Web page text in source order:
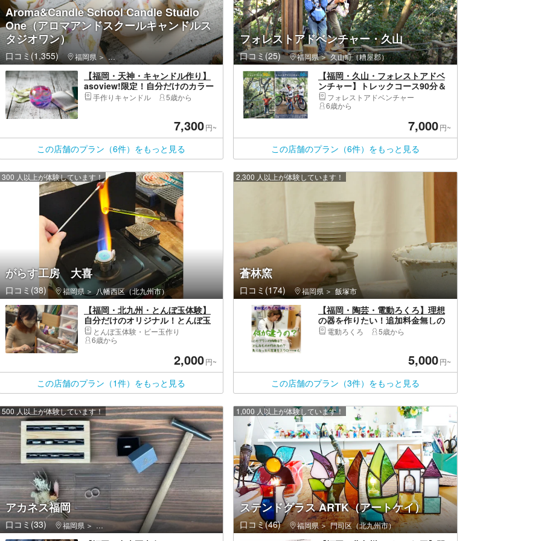
Aroma&Candle School Candle Studio
One（アロマアンドスクールキャンドルス
タジオワン）
口コミ(1,355) 福岡県 中央区（福岡市）・天神周辺
【福岡・天神・キャンドル作り】
asoview!限定！自分だけのカラー
で宇宙を作るギャラクシーキャン
手作りキャンドル 5歳から
7,300円~
この店舗のプラン（6件）をもっと見る
フォレストアドベンチャー・久山
口コミ(25) 福岡県 久山町（糟屋郡）
【福岡・久山・フォレストアドベ
ンチャー】トレックコース90分＆
トレイルアドベンチャー60分
フォレストアドベンチャー
6歳から
7,000円~
この店舗のプラン（6件）をもっと見る
がらす工房 大喜
口コミ(38) 福岡県 八幡西区（北九州市）
300 人以上が体験しています！
【福岡・北九州・とんぼ玉体験】
自分だけのオリジナル！とんぼ玉
アクセサリーを作ろう！
とんぼ玉体験・ビー玉作り
6歳から
2,000円~
この店舗のプラン（1件）をもっと見る
蒼林窯
口コミ(174) 福岡県 飯塚市
2,300 人以上が体験しています！
【福岡・陶芸・電動ろくろ】理想
の器を作りたい！追加料金無しの
最強プラン。
電動ろくろ 5歳から
5,000円~
この店舗のプラン（3件）をもっと見る
アカネス福岡
口コミ(33) 福岡県 中央区（福岡市）・天神周辺
500 人以上が体験しています！
ステンドグラス ARTK（アートケイ）
口コミ(46) 福岡県 門司区（北九州市）
1,000 人以上が体験しています！